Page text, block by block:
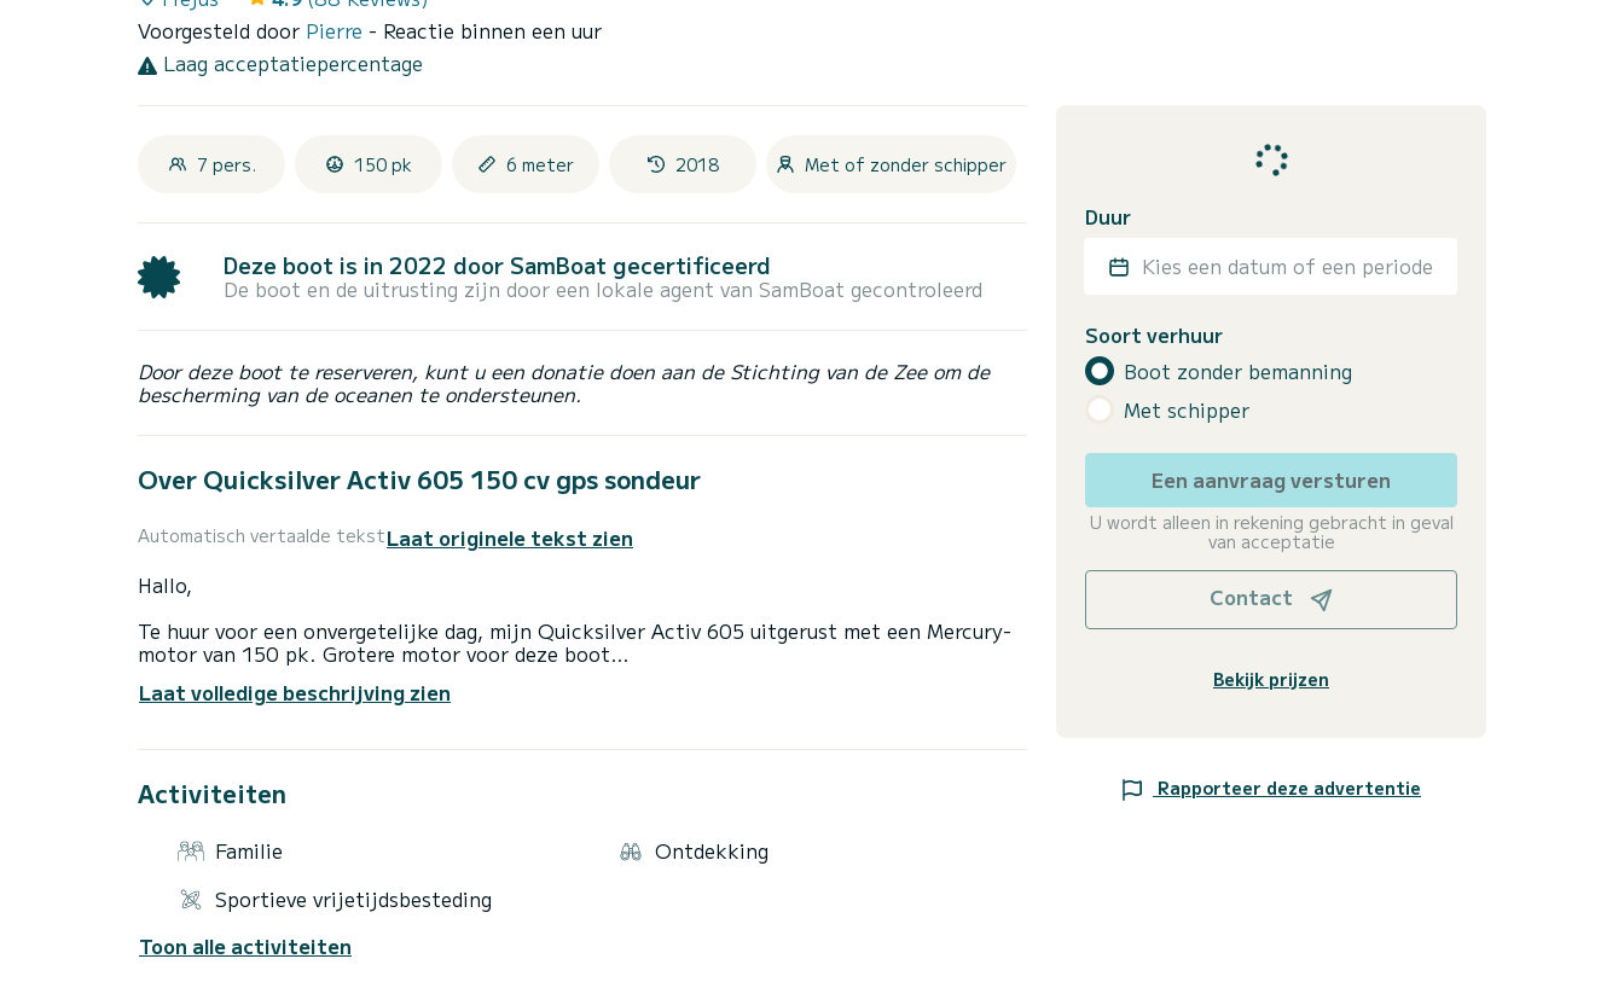
Voorgesteld door Pierre - Reactie binnen een uur
Laag acceptatiepercentage
7 pers. 150 pk 6 meter 2018 Met of zonder schipper
Deze boot is in 2022 door SamBoat gecertificeerd
De boot en de uitrusting zijn door een lokale agent van SamBoat gecontroleerd
Door deze boot te reserveren, kunt u een donatie doen aan de Stichting van de Zee om de
bescherming van de oceanen te ondersteunen.
Over Quicksilver Activ 605 150 cv gps sondeur
Automatisch vertaalde tekstLaat originele tekst zien
Hallo,
Te huur voor een onvergetelijke dag, mijn Quicksilver Activ 605 uitgerust met een Mercury-
motor van 150 pk. Grotere motor voor deze boot
Het is een ideale boot voor dagtochten op zee met familie of vrienden. De boot is
een ligweide aan de voorkant kunt u bruinen en genieten van de navigatie.
Saint-Tropez ontdekken, de mooiste jachten ter wereld bekijken, de kanalen van Port-
Grimaud, de baaien van Issambres, de Esterel, het strand van Pampelonne ontdekken. Ga
zwemmen in een van de mooiste wateren in de Middellandse Zee bij Kaap Tailla, de Lérins-
eilanden, de baai van Antibe...
Bootlicentie VEREIST
Laat volledige beschrijving zien
Activiteiten
Familie
Ontdekking
Sportieve vrijetijdsbesteding
Toon alle activiteiten
Duur
Kies een datum of een periode
Soort verhuur
Boot zonder bemanning
Met schipper
Een aanvraag versturen
U wordt alleen in rekening gebracht in geval
van acceptatie
Contact
Bekijk prijzen
Rapporteer deze advertentie